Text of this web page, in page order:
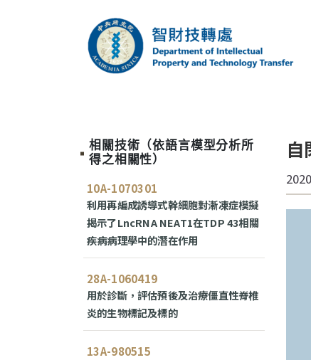
中央研究院智財
相關技術（依語言模型分析所
得之相關性）
10A-1070301
利用再編成誘導式幹細胞對漸凍症模擬
揭示了LncRNA NEAT1在TDP 43相關
疾病病理學中的潛在作用
28A-1060419
用於診斷，評估預後及治療僵直性脊椎
炎的生物標記及標的
13A-980515